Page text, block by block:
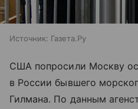
Источник: Газета.Ру
США попросили Москву
в России бывшего
Гилмана. По данным